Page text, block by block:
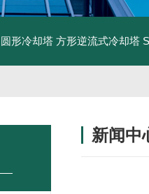
圆形冷却塔 方形逆流式冷却塔
新闻中